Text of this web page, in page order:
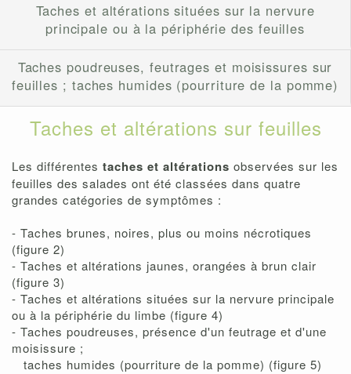
Taches et altérations situées sur la nervure
principale ou à la périphérie des feuilles
Taches poudreuses, feutrages et moisissures sur
feuilles ; taches humides (pourriture de la pomme)
Taches et altérations sur feuilles
Les différentes taches et altérations observées sur les
feuilles des salades ont été classées dans quatre
grandes catégories de symptômes :
- Taches brunes, noires, plus ou moins nécrotiques
(figure 2)
- Taches et altérations jaunes, orangées à brun clair
(figure 3)
- Taches et altérations situées sur la nervure principale
ou à la périphérie du limbe (figure 4)
- Taches poudreuses, présence d'un feutrage et d'une
moisissure ;
taches humides (pourriture de la pomme) (figure 5)